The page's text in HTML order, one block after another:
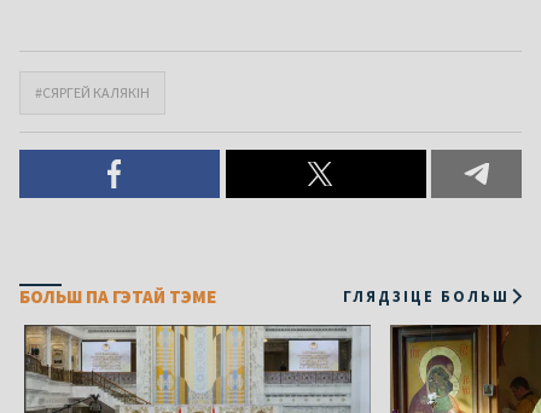
#СЯРГЕЙ КАЛЯКІН
БОЛЬШ ПА ГЭТАЙ ТЭМЕ ГЛЯДЗІЦЕ БОЛЬШ